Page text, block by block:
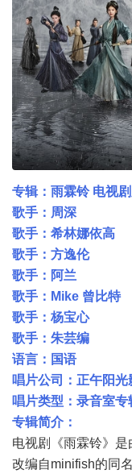
专辑：雨霖铃 电视
歌手：周深
歌手：希林娜依高
歌手：方逸伦
歌手：阿兰
歌手：Mike 曾比特
歌手：杨宝心
歌手：朱芸编
语言：国语
唱片公司：正午阳光
唱片类型：录音室专
专辑简介：
电视剧《雨霖铃》是
改编自minifish的同